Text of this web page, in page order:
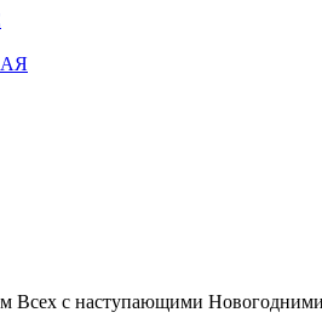
Всех с наступающими